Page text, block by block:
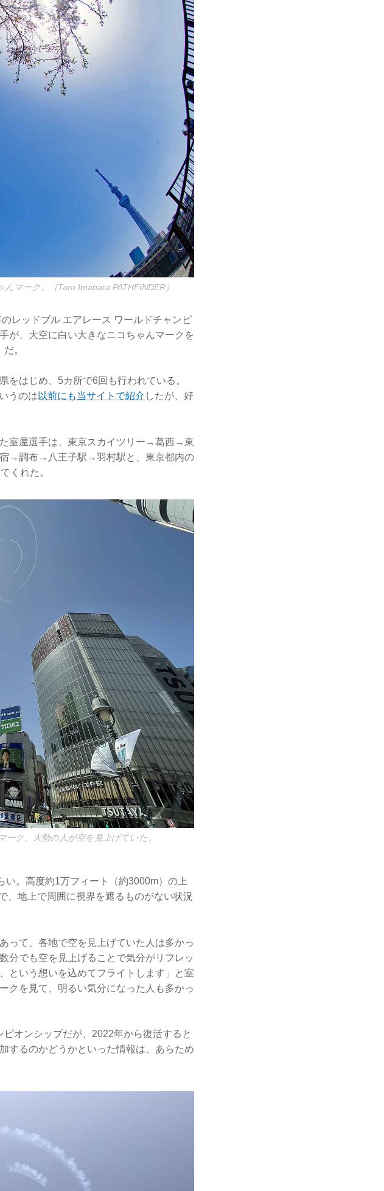
マーク。（Taro Imahara PATHFINDER）
レッドブル エアレース ワールドチャンピ
が、大空に白い大きなニコちゃんマークを
。
をはじめ、5カ所で6回も行われている。
うのは 以前にも当サイトで紹介 したが、好
室屋選手は、東京スカイツリー→葛西→東
→調布→八王子駅→羽村駅と、東京都内の
くれた。
ク。大勢の人が空を見上げていた。
。高度約1万フィート（約3000m）の上
、地上で周囲に視界を遮るものがない状況
って、各地で空を見上げていた人は多かっ
分でも空を見上げることで気分がリフレッ
という想いを込めてフライトします」と室
クを見て、明るい気分になった人も多かっ
オンシップだが、2022年から復活すると
するのかどうかといった情報は、あらため